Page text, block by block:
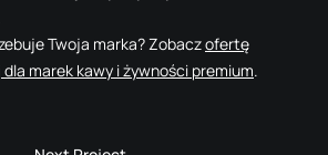
Twoja marka? Zobaczofertę
marek kawy i żywności premium.